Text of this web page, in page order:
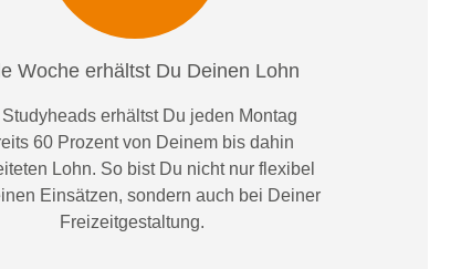
Woche erhältst Du Deinen Lohn
Studyheads erhältst Du jeden Montag
60 Prozent von Deinem bis dahin
Lohn. So bist Du nicht nur flexibel
Einsätzen, sondern auch bei Deiner
Freizeitgestaltung.